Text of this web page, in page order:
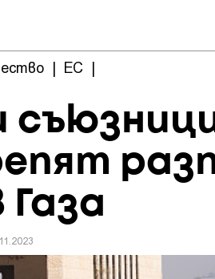
| ЕС |